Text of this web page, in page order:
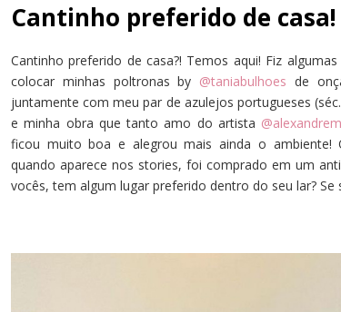
Cantinho preferido de casa!
Cantinho preferido de casa?! Temos aqui! Fiz
colocar minhas poltronas by @taniabulhoes de
juntamente com meu par de azulejos portugueses
e minha obra que tanto amo do artista
ficou muito boa e alegrou mais ainda o ambiente!
quando aparece nos stories, foi comprado em um
vocês, tem algum lugar preferido dentro do seu lar? Se